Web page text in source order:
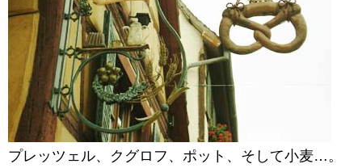
プレッツェル、クグロフ、ポット、そして小麦…。